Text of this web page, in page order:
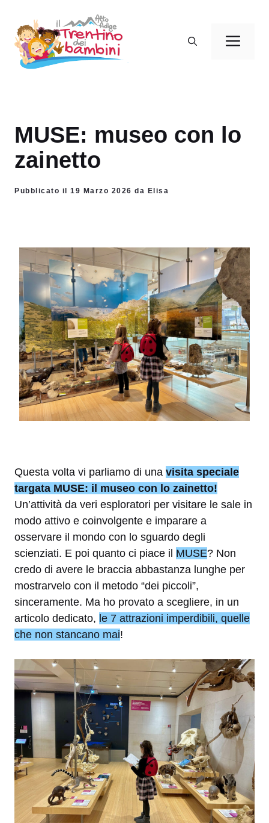
contenuto
MUSE: museo con lo
zainetto
Pubblicato il 19 Marzo 2026 da Elisa
Questa volta vi parliamo di una visita speciale
targata MUSE: il museo con lo zainetto!
Un’attività da veri esploratori per visitare le sale in
modo attivo e coinvolgente e imparare a
osservare il mondo con lo sguardo degli
scienziati. E poi quanto ci piace il MUSE? Non
credo di avere le braccia abbastanza lunghe per
mostrarvelo con il metodo “dei piccoli”,
sinceramente. Ma ho provato a scegliere, in un
articolo dedicato, le 7 attrazioni imperdibili, quelle
che non stancano mai!